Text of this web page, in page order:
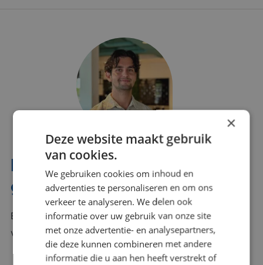
Interesse? Benno helpt je
graag verder!
Bel of mail Benno met al jouw vragen. Benno staat
voor je klaar en helpt je graag!
×
Deze website maakt gebruik
van cookies.
We gebruiken cookies om inhoud en
advertenties te personaliseren en om ons
verkeer te analyseren. We delen ook
informatie over uw gebruik van onze site
met onze advertentie- en analysepartners,
die deze kunnen combineren met andere
informatie die u aan hen heeft verstrekt of